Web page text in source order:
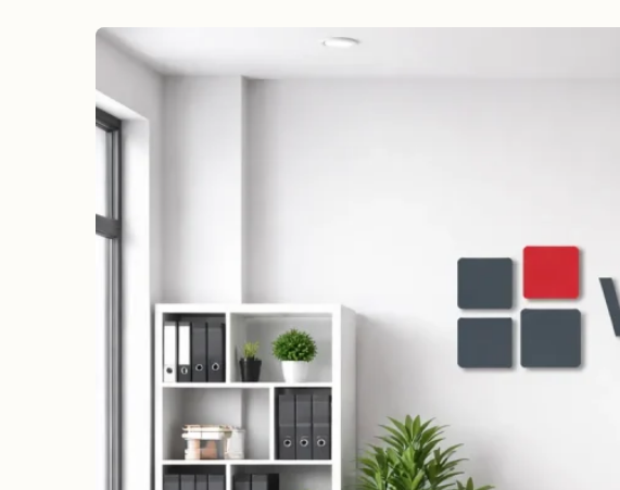
Wahlkampf auf Facebook
Reichweite & Community über